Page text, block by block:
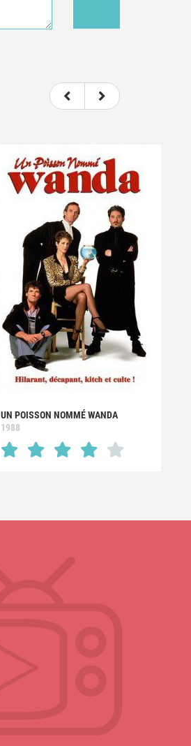
UN POISSON NOMMÉ WANDA
1988